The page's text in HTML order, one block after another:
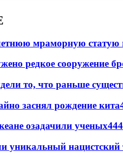
мраморную статую
редкое сооружение
то, что раньше
заснял рождение кита
озадачили ученых444
уникальный нацистский